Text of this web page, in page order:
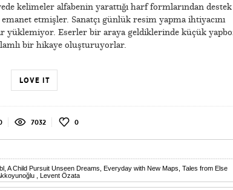
kelimeler alfabenin yarattığı harf formlarından destek
etmişler. Sanatçı günlük resim yapma ihtiyacını
yüklemiyor. Eserler bir araya geldiklerinde küçük
bir hikaye oluşturuyorlar.
LOVE IT
7032 0
A Child Pursuit Unseen Dreams Everyday with New Maps Tales from Else
Levent Özata